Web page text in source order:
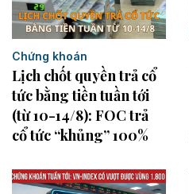
Chứng khoán
Lịch chốt quyền trả cổ
tức bằng tiền tuần tới
(từ 10-14/8): FOC trả
cổ tức “khủng” 100%